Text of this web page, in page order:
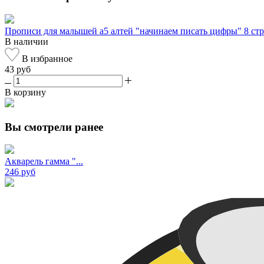
Прописи для малышей а5 алтей "начинаем писать цифры" 8
В наличии
В избранное
43 руб
В корзину
Вы смотрели ранее
Акварель гамма "...
246 руб